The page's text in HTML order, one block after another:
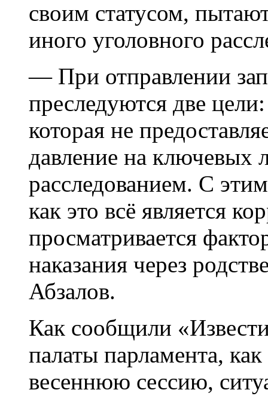
своим статусом,
иного уголовного
— При отправлении
преследуются две
которая не
давление на ключевых
расследованием. С
как это всё является
просматривается
наказания через
Абзалов.
Как сообщили
палаты парламента,
весеннюю сессию,